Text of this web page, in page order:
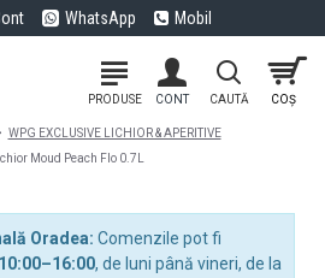
WhatsApp Mobil
WPG EXCLUSIVE LICHIOR & APERITIVE
Moud Peach Flo 0.7L
Oradea: Comenzile pot fi
10:00–16:00, de luni până vineri, de la